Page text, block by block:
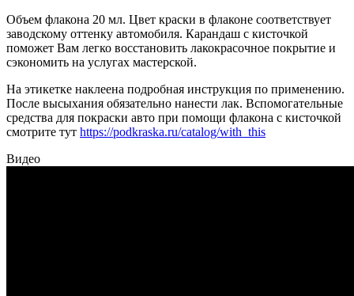
Объем флакона 20 мл. Цвет краски в флаконе соответствует
заводскому оттенку автомобиля. Карандаш с кисточкой
поможет Вам легко восстановить лакокрасочное покрытие и
сэкономить на услугах мастерской.
На этикетке наклеена подробная инструкция по применению.
После высыхания обязательно нанести лак. Вспомогательные
средства для покраски авто при помощи флакона с кисточкой
смотрите тут https://podkraska.ru/catalog/with_this
Видео